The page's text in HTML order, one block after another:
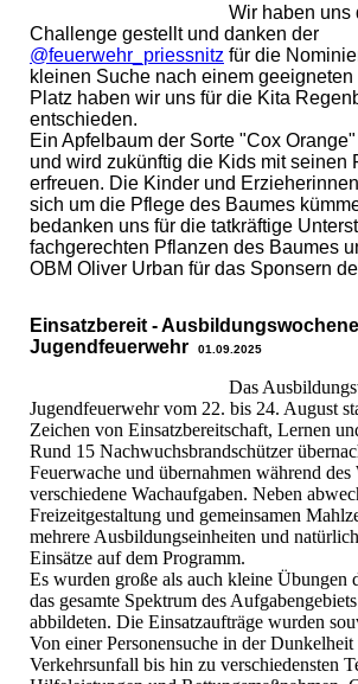
Wir haben uns
Challenge gestellt und danken der
@feuerwehr_priessnitz für die
kleinen Suche nach einem
Platz haben wir uns für die Kita
entschieden.
Ein Apfelbaum der Sorte "Cox
und wird zukünftig die Kids mit seinen
erfreuen. Die Kinder und
sich um die Pflege des Baumes
bedanken uns für die tatkräftige
fachgerechten Pflanzen des Baumes
OBM Oliver Urban für das Sponsern
Einsatzbereit -
Jugendfeuerwehr
01.09.2025
Das
Jugendfeuerwehr vom 22. bis 24. August
Zeichen von Einsatzbereitschaft, Lernen
Rund 15 Nachwuchsbrandschützer
Feuerwache und übernahmen während des
verschiedene Wachaufgaben. Neben
Freizeitgestaltung und gemeinsamen
mehrere Ausbildungseinheiten und
Einsätze auf dem Programm.
Es wurden große als auch kleine Übungen
das gesamte Spektrum des
abbildeten. Die Einsatzaufträge wurden
Von einer Personensuche in der Dunkelheit
Verkehrsunfall bis hin zu verschiedensten